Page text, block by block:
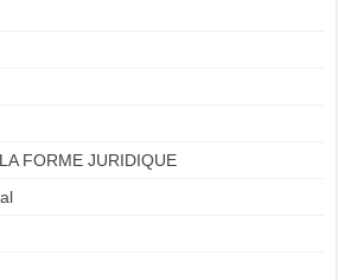
FORME JURIDIQUE